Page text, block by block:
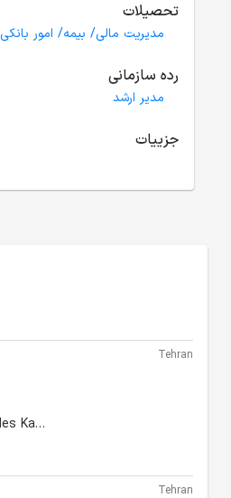
تحصیلات
مدیریت مالی/ بیمه/ امور بانکی
رده سازمانی
مدیر ارشد
جزییات
Tehran
Donyaye Mes Kashan
Tehran